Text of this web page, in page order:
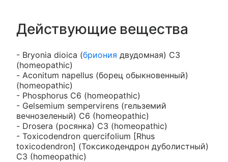
Действующие вещества
- Bryonia dioica (бриония двудомная) С3
(homeopathic)
- Aconitum napellus (борец обыкновенный)
(homeopathic)
- Phosphorus C6 (homeopathic)
- Gelsemium sempervirens (гельземий
вечнозеленый) С6 (homeopathic)
- Drosera (росянка) C3 (homeopathic)
- Toxicodendron quercifolium [Rhus
toxicodendron] (Токсикодендрон дуболистный)
С3 (homeopathic)